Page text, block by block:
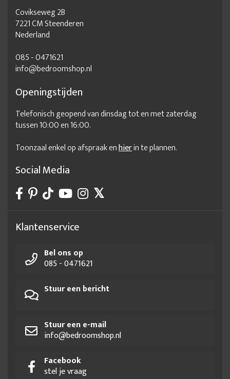
Covikseweg 2B
7221 CM Steenderen
Nederland
085 - 0471621
info@bedroomshop.nl
Openingstijden
Telefonisch geopend van dinsdag tot en met zaterdag
tussen 10:00 en 16:00.
Toonzaal enkel op afspraak enhierin te plannen.
Social Media
Klantenservice
Bel ons op
085 - 0471621
Stuur een bericht
Stuur een e-mail
info@bedroomshop.nl
Facebook
stel je vraag